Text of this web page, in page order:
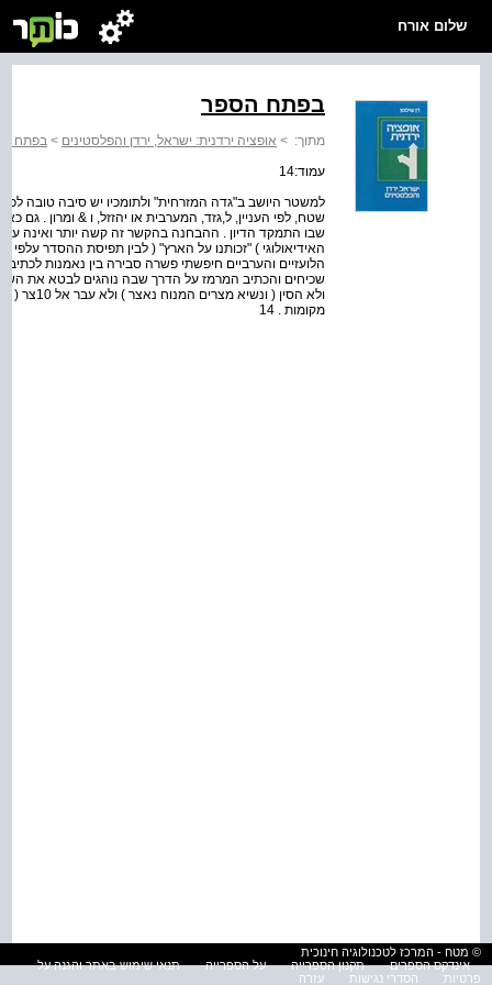
שלום אורח
בפתח הספר
מתוך: > אופציה ירדנית: ישראל, ירדן והפלסטינים > בפתח
עמוד:14
למשטר היושב ב"גדה המזרחית" ולתומכיו יש סיבה טובה
שטח, לפי העניין, ל,גזד, המערבית או יהזזל, ו & ומרון . גם
שבו התמקד הדיון . ההבחנה בהקשר זה קשה יותר ואינה
האידיאולוגי ) "זכותנו על הארץ" ( לבין תפיסת ההסדר
הלועזיים והערביים חיפשתי פשרה סבירה בין נאמנות
ולא הסין (
מקומות . 14
© מטח - המרכז לטכנולוגיה חינוכית
אינדקס הספרים
תקנון הספרייה על הספרייה
תנאי שימוש באתר והגנה על
פרטיות
הסדרי נגישות עזרה